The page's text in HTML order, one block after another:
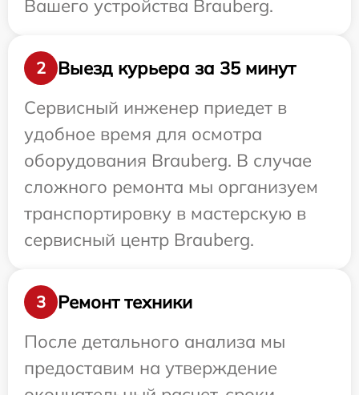
Вашего устройства Brauberg.
2
Выезд курьера за 35 минут
Сервисный инженер приедет в
удобное время для осмотра
оборудования Brauberg. В случае
сложного ремонта мы организуем
транспортировку в мастерскую в
сервисный центр Brauberg.
3
Ремонт техники
После детального анализа мы
предоставим на утверждение